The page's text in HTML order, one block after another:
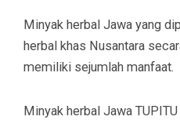
Minyak herbal Jawa yang
herbal khas Nusantara
memiliki sejumlah manfaat.
Minyak herbal Jawa